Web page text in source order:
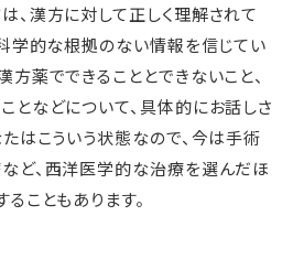
、漢方に対して正しく理解されて
科学的な根拠のない情報を信じてい
薬でできることとできないこと、
となどについて、具体的にお話しさ
はこういう状態なので、今は手術
ど、西洋医学的な治療を選んだほ
こともあります。